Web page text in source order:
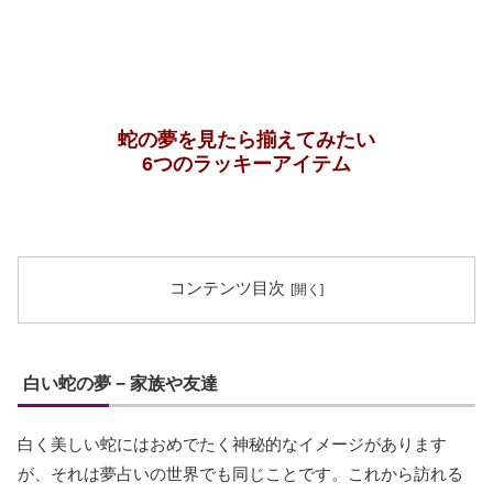
蛇の夢を見たら揃えてみたい
6つのラッキーアイテム
コンテンツ目次
白い蛇の夢 − 家族や友達
白く美しい蛇にはおめでたく神秘的なイメージがあります
が、それは夢占いの世界でも同じことです。これから訪れる